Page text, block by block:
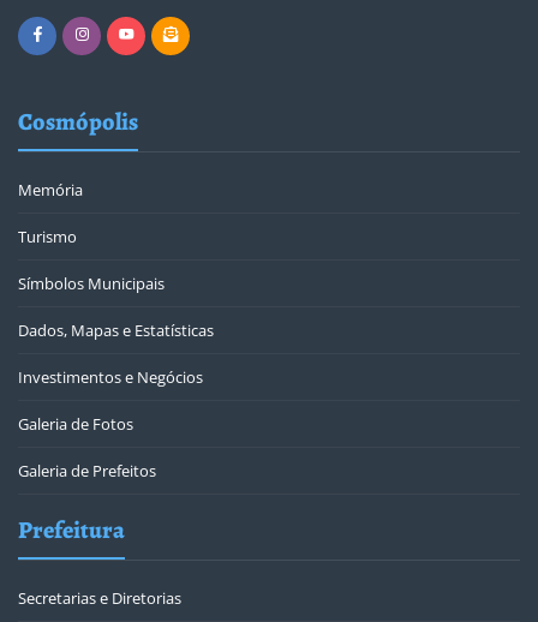
Cosmópolis
Memória
Turismo
Símbolos Municipais
Dados, Mapas e Estatísticas
Investimentos e Negócios
Galeria de Fotos
Galeria de Prefeitos
Prefeitura
Secretarias e Diretorias